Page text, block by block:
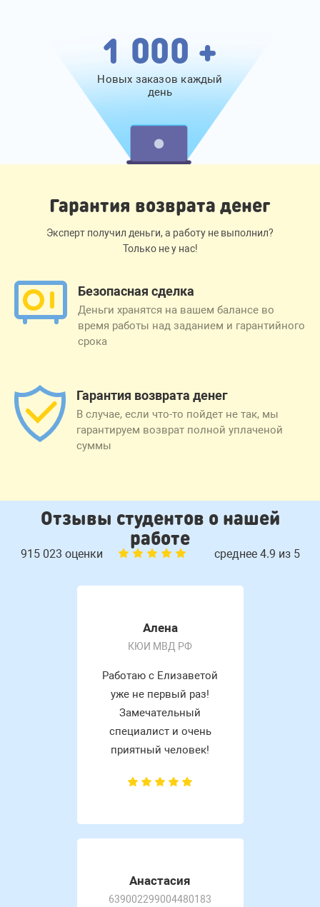
1 000 +
Новых заказов каждый
день
Гарантия возврата денег
Эксперт получил деньги, а работу не выполнил?
Только не у нас!
Безопасная сделка
Деньги хранятся на вашем балансе во
время работы над заданием и гарантийного
срока
Гарантия возврата денег
В случае, если что-то пойдет не так, мы
гарантируем возврат полной уплаченой
суммы
Отзывы студентов о нашей
работе
915 023 оценки среднее 4.9 из 5
Алена
КЮИ МВД РФ
Работаю с Елизаветой
уже не первый раз!
Замечательный
специалист и очень
приятный человек!
Анастасия
639002299004480183